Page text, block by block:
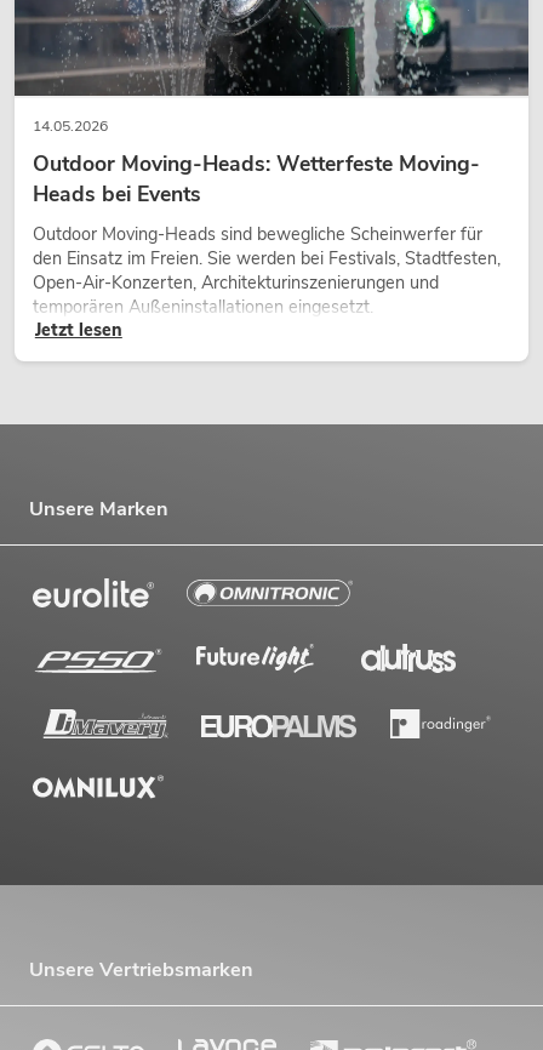
14.05.2026
Outdoor Moving-Heads: Wetterfeste Moving-
Heads bei Events
Outdoor Moving-Heads sind bewegliche Scheinwerfer für
den Einsatz im Freien. Sie werden bei Festivals, Stadtfesten,
Open-Air-Konzerten, Architekturinszenierungen und
temporären Außeninstallationen eingesetzt.
Jetzt lesen
Unsere Marken
Unsere Vertriebsmarken